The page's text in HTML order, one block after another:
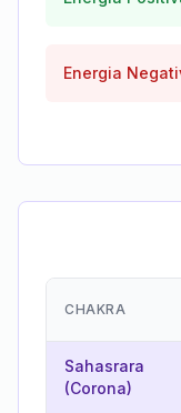
Energia
CHAKRA
Sahasrara
(Corona)